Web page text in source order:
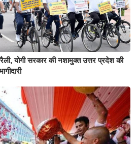
योगी सरकार की नशामुक्त उत्तर प्रदेश की